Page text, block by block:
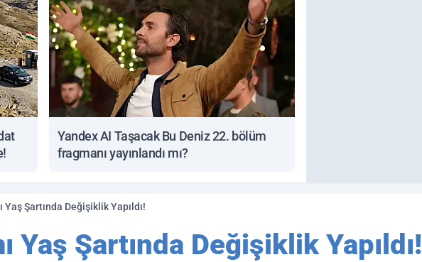
Yandex AI Taşacak Bu Deniz 22. bölüm
fragmanı yayınlandı mı?
Yaş Şartında Değişiklik Yapıldı!
Yaş Şartında Değişiklik Yapıldı!